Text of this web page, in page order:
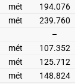
mét
194.076
mét
239.760
–
mét
107.352
mét
125.712
mét
148.824